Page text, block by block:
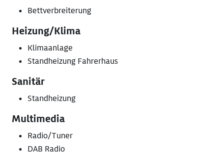
Bettverbreiterung
Heizung/Klima
Klimaanlage
Standheizung Fahrerhaus
Sanitär
Standheizung
Multimedia
Radio/Tuner
DAB Radio